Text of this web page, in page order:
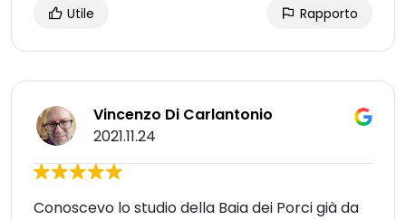
Utile Rapporto
Vincenzo Di Carlantonio
2021.11.24
Conoscevo lo studio della Baia dei Porci già da